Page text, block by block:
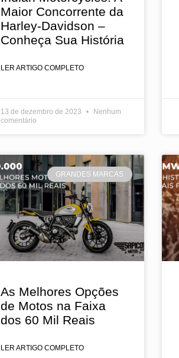
Maior Concorrente da
Harley-Davidson –
Conheça Sua História
LER ARTIGO COMPLETO
13 de dezembro de 2023
Nenhum
comentário
GRANDES MARCAS
As Melhores Opções
de Motos na Faixa
dos 60 Mil Reais
LER ARTIGO COMPLETO